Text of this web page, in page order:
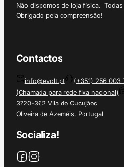
Não dispomos de loja física.
Obrigado pela compreensão!
Contactos
info@evolt.pt
(+351) 256 003
(Chamada para rede fixa nacional)
3720-362 Vila de Cucujães
Oliveira de Azeméis, Portugal
Socializa!